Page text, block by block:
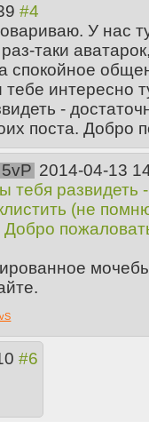
У нас
таки
спокойное
интересно
-
поста. Добро
5vP 2014-04-13
тебя развидеть
(не
Добро